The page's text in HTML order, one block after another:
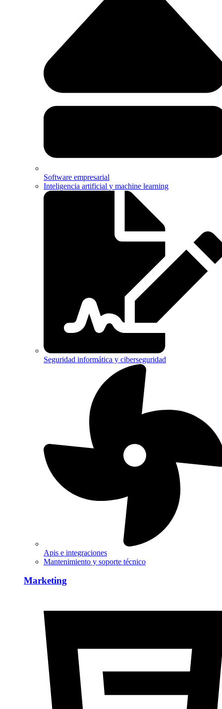
Software empresarial
Inteligencia artificial y machine learning
Seguridad informática y ciberseguridad
Apis e integraciones
Mantenimiento y soporte técnico
Marketing